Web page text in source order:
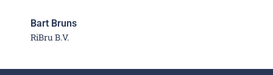
Bart Bruns
RiBru B.V.